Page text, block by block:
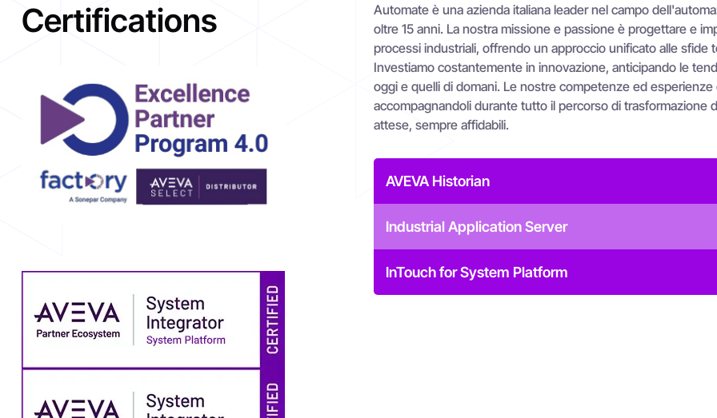
Certifications
Automate è una azienda italiana leader nel campo
oltre 15 anni. La nostra missione e passione è progettare e
processi industriali, offrendo un approccio unificato alle
Investiamo costantemente in innovazione, anticipando le
oggi e quelli di domani. Le nostre competenze ed
accompagnandoli durante tutto il percorso di trasformazione
attese, sempre affidabili.
AVEVA Historian
Industrial Application Server
InTouch for System Platform